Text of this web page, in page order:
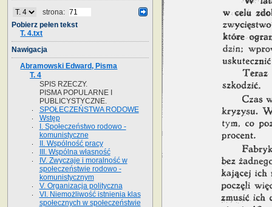
strona:
Pobierz pełen tekst
T. 4.txt
Nawigacja
Abramowski Edward, Pisma
T. 4
SPIS RZECZY.
PISMA POPULARNE I
PUBLICYSTYCZNE.
SPOŁECZEŃSTWA RODOWE
Wstęp
I. Społeczeństwo rodowo -
komunistyczne
II. Wspólność pracy
III. Wspólna własność
IV. Zwyczaje i moralność w
społeczeństwie rodowo -
komunistycznym
V. Organizacja polityczna
VI. Niemożliwość istnienia klas
społecznych w społeczeństwie